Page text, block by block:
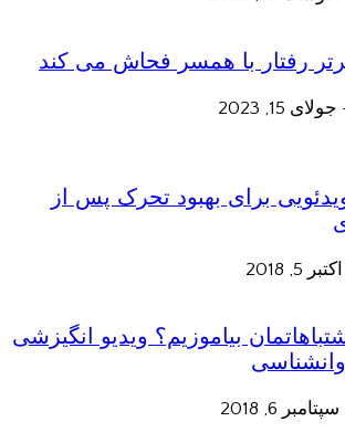
جولای 15, 2023
برای بهبود تحرک پس از
اکتبر 5, 2018
بیاموزیم؟ ویدیو انگیزشی
سپتامبر 6, 2018